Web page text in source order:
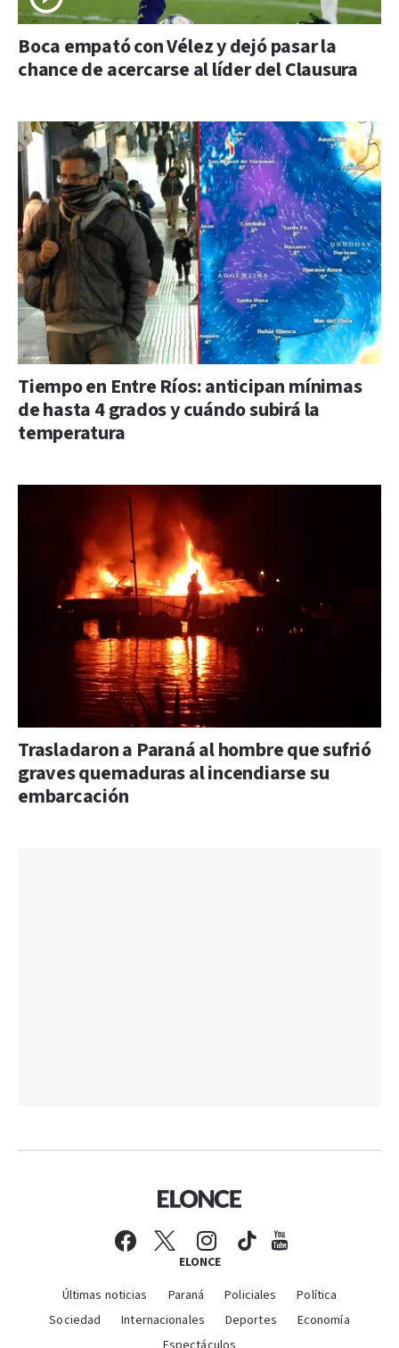
Boca empató con Vélez y dejó pasar la
chance de acercarse al líder del Clausura
Tiempo en Entre Ríos: anticipan mínimas
de hasta 4 grados y cuándo subirá la
temperatura
Trasladaron a Paraná al hombre que sufrió
graves quemaduras al incendiarse su
embarcación
ELONCE
Últimas noticias Paraná Policiales
Política
Sociedad
Internacionales Deportes
Economía